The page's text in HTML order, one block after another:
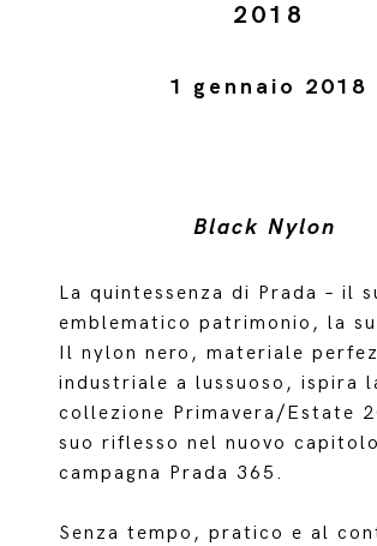
2018
1 gennaio 2018
Black Nylon
La quintessenza di Prada – il
emblematico patrimonio, la
Il nylon nero, materiale
industriale a lussuoso, ispira
collezione Primavera/Estate
suo riflesso nel nuovo
campagna Prada 365.
Senza tempo, pratico e al